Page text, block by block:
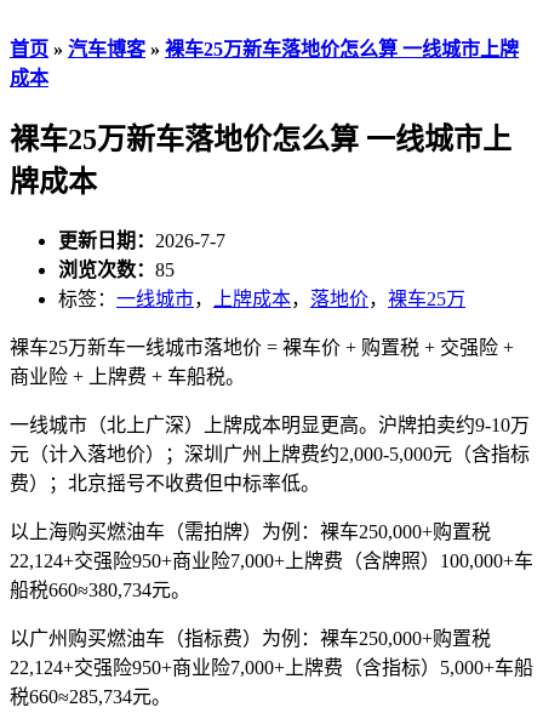
首页 » 汽车博客» 裸车25万新车落地价怎么算 一线城市上牌
成本
裸车25万新车落地价怎么算 一线城市上
牌成本
更新日期： 2026-7-7
浏览次数： 85
标签： 一线城市， 上牌成本， 落地价， 裸车25万
裸车25万新车一线城市落地价 = 裸车价 + 购置税 + 交强险 +
商业险 + 上牌费 + 车船税。
一线城市（北上广深）上牌成本明显更高。沪牌拍卖约9-10万
元（计入落地价）；深圳广州上牌费约2,000-5,000元（含指标
费）；北京摇号不收费但中标率低。
以上海购买燃油车（需拍牌）为例：裸车250,000+购置税
22,124+交强险950+商业险7,000+上牌费（含牌照）100,000+车
船税660≈380,734元。
以广州购买燃油车（指标费）为例：裸车250,000+购置税
22,124+交强险950+商业险7,000+上牌费（含指标）5,000+车船
税660≈285,734元。